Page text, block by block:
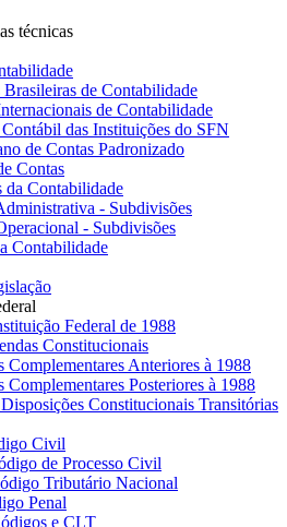
técnicas
de Contabilidade
de Contabilidade
das Instituições do SFN
de Contas Padronizado
Contas
da Contabilidade
- Subdivisões
- Subdivisões
Contabilidade
Federal de 1988
Constitucionais
Complementares Anteriores à 1988
Posteriores à 1988
Constitucionais Transitórias
Civil
de Processo Civil
Tributário Nacional
Penal
e CLT